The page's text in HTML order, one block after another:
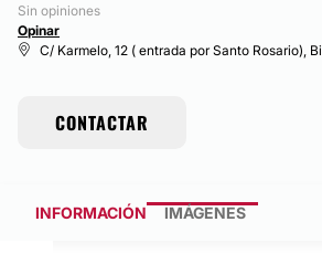
Sin opiniones
Opinar
C/ Karmelo, 12 ( entrada por Santo Rosario),
CONTACTAR
INFORMACIÓN IMÁGENES